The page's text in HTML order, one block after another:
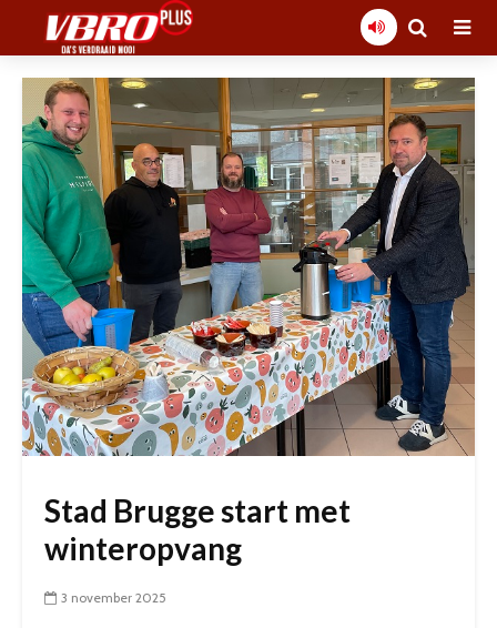
Stad Brugge start met
winteropvang
3 november 2025